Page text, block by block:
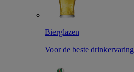
Bierglazen
Voor de beste drinkervaring